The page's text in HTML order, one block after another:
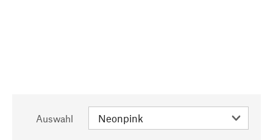
Auswahl